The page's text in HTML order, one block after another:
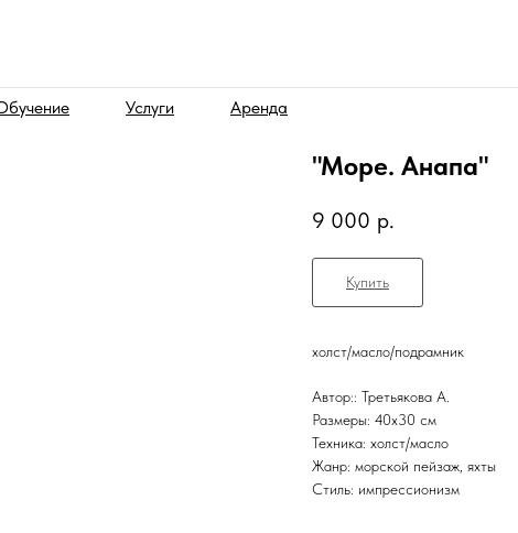
Услуги Аренда
"Море. Анапа"
9 000 р.
Купить
холст/масло/подрамник
Автор:: Третьякова А.
Размеры: 40x30 см
Техника: холст/масло
Жанр: морской пейзаж, яхты
Стиль: импрессионизм